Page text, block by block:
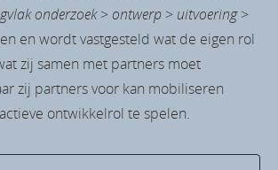
onderzoek>ontwerp > uitvoering>
en wordt vastgesteld wat de eigen rol
zij samen met partners moet
zij partners voor kan mobiliseren
ontwikkelrol te spelen.